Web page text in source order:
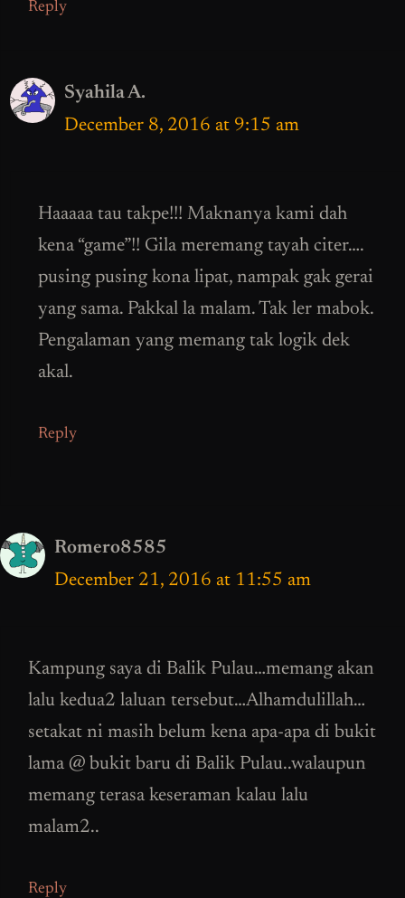
Reply
Syahila A.
December 8, 2016 at 9:15 am
Haaaaa tau takpe!!! Maknanya kami dah
kena “game”!! Gila meremang tayah citer….
pusing pusing kona lipat, nampak gak gerai
yang sama. Pakkal la malam. Tak ler mabok.
Pengalaman yang memang tak logik dek
akal.
Reply
Romero8585
December 21, 2016 at 11:55 am
Kampung saya di Balik Pulau…memang akan
lalu kedua2 laluan tersebut…Alhamdulillah…
setakat ni masih belum kena apa-apa di bukit
lama @ bukit baru di Balik Pulau..walaupun
memang terasa keseraman kalau lalu
malam2..
Reply